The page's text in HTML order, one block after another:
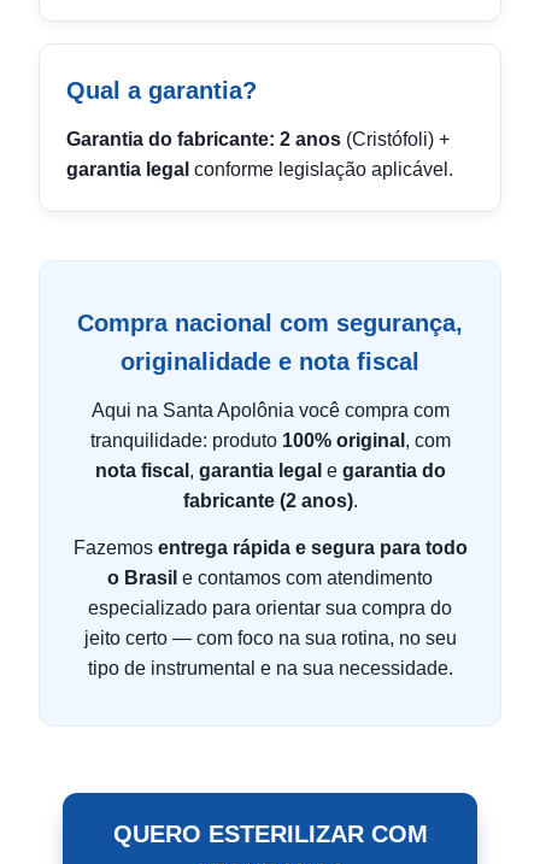
Qual a garantia?
Garantia do fabricante: 2 anos (Cristófoli) +
garantia legal conforme legislação aplicável.
Compra nacional com segurança,
originalidade e nota fiscal
Aqui na Santa Apolônia você compra com
tranquilidade: produto 100% original , com
nota fiscal , garantia legal e garantia do
fabricante (2 anos).
Fazemos entrega rápida e segura para todo
o Brasil e contamos com atendimento
especializado para orientar sua compra do
jeito certo — com foco na sua rotina, no seu
tipo de instrumental e na sua necessidade.
QUERO ESTERILIZAR COM